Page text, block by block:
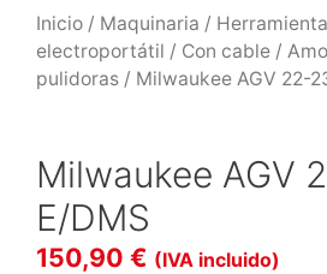
Inicio / Maquinaria / Herramienta
electroportátil / Con cable /
pulidoras / Milwaukee AGV 22-
Milwaukee AGV
E/DMS
150,90 € (IVA incluido)